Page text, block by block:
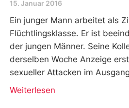
15. Januar 2016
Ein junger Mann arbeitet als
Flüchtlingsklasse. Er ist
der jungen Männer. Seine
derselben Woche Anzeige
sexueller Attacken im Ausgang
Weiterlesen